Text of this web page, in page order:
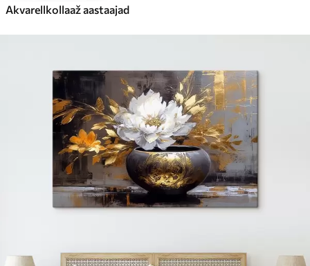
Akvarellkollaaž aastaajad